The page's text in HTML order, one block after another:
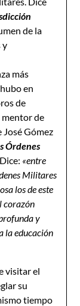
de la
y
más
en
de
mentor de
Gómez
Órdenes
«entre
Militares
los de este
corazón
y
la educación
visitar el
su
tiempo